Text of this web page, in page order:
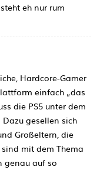
eh nur rum
Hardcore-Gamer
einfach „das
die PS5 unter dem
gesellen sich
Großeltern, die
mit dem Thema
genau auf so